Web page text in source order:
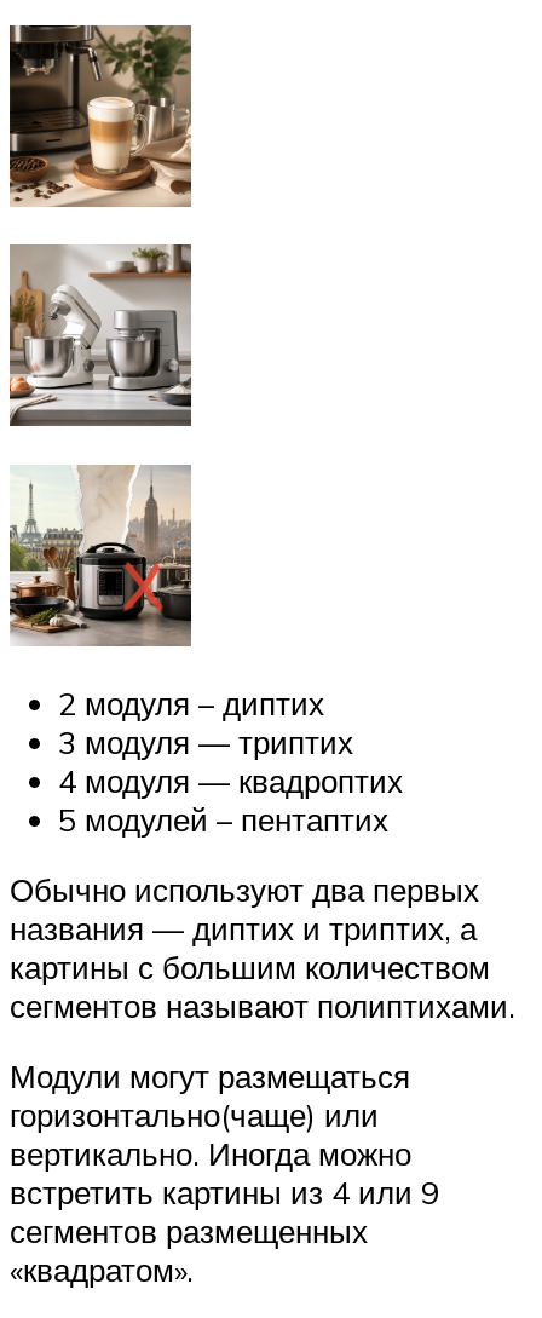
2 модуля – диптих
3 модуля — триптих
4 модуля — квадроптих
5 модулей – пентаптих
Обычно используют два первых
названия — диптих и триптих, а
картины с большим количеством
сегментов называют полиптихами.
Модули могут размещаться
горизонтально(чаще) или
вертикально. Иногда можно
встретить картины из 4 или 9
сегментов размещенных
«квадратом».